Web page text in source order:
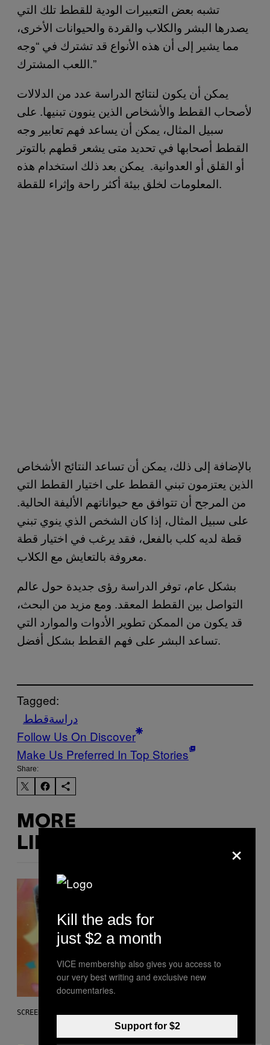
تشبه بعض التعبيرات الودية للقطط تلك التي
يصدرها البشر والكلاب والقردة والحيوانات الأخرى،
مما يشير إلى أن هذه الأنواع قد تشترك في “وجه
اللعب المشترك.”
يمكن أن يكون لنتائج الدراسة عدد من الدلالات
لأصحاب القطط والأشخاص الذين ينوون تبنيها. على
سبيل المثال، يمكن أن يساعد فهم تعابير وجه
القطط أصحابها في تحديد متى يشعر قطهم بالتوتر
أو القلق أو العدوانية. يمكن بعد ذلك استخدام هذه
المعلومات لخلق بيئة أكثر راحة وإثراء للقطة.
بالإضافة إلى ذلك، يمكن أن تساعد النتائج الأشخاص
الذين يعتزمون تبني القطط على اختيار القطط التي
من المرجح أن تتوافق مع حيواناتهم الأليفة الحالية.
على سبيل المثال، إذا كان الشخص الذي ينوي تبني
قطة لديه كلب بالفعل، فقد يرغب في اختيار قطة
معروفة بالتعايش مع الكلاب.
بشكل عام، توفر الدراسة رؤى جديدة حول عالم
التواصل بين القطط المعقد. ومع مزيد من البحث،
قد يكون من الممكن تطوير الأدوات والموارد التي
تساعد البشر على فهم القطط بشكل أفضل.
Tagged:
دراسةقطط
Follow Us On Discover
Make Us Preferred In Top Stories
Share:
MORE
LIKE THIS
SCREENSHOT: POKEMON GO
×
Kill the ads for
just $2 a month
VICE membership also gives you access to
our very best writing and exclusive new
documentaries.
Support for $2